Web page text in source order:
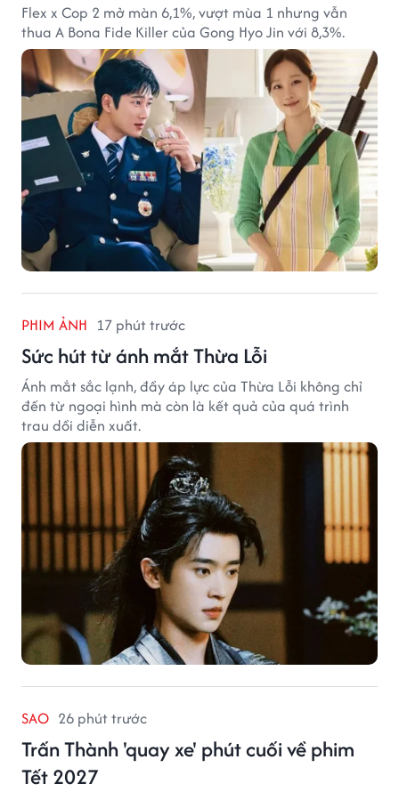
Flex x Cop 2 mở màn 6,1%, vượt mùa 1 nhưng vẫn
thua A Bona Fide Killer của Gong Hyo Jin với 8,3%.
PHIM ẢNH 17 phút trước
Sức hút từ ánh mắt Thừa Lỗi
Ánh mắt sắc lạnh, đầy áp lực của Thừa Lỗi không chỉ
đến từ ngoại hình mà còn là kết quả của quá trình
trau dồi diễn xuất.
SAO 26 phút trước
Trấn Thành 'quay xe' phút cuối về phim
Tết 2027